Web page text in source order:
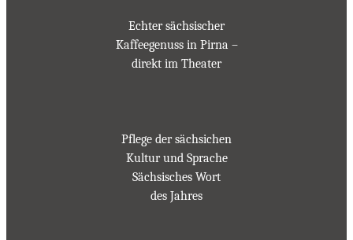
Echter sächsischer
Kaffeegenuss in Pirna –
direkt im Theater
Pflege der sächsichen
Kultur und Sprache
Sächsisches Wort
des Jahres